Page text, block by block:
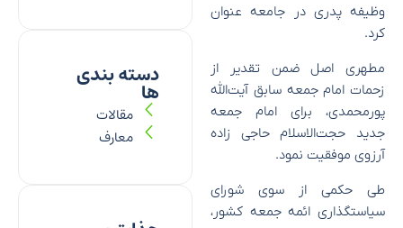
وظیفه پدری در جامعه عنوان
کرد.
مطهری اصل ضمن تقدیر از
زحمات امام جمعه سابق آیت‌الله
پورمحمدی، برای امام جمعه
جدید حجت‌الاسلام حاجی زاده
آرزوی موفقیت نمود.
طی حکمی از سوی شورای
سیاستگذاری ائمه جمعه کشور،
دسته بندی
ها
مقالات
معارف